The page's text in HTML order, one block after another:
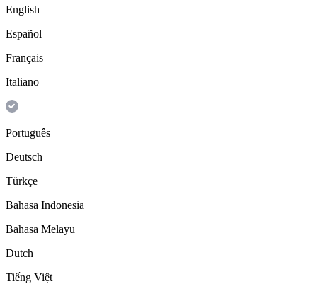
English
Español
Français
Italiano
Português
Deutsch
Türkçe
Bahasa Indonesia
Bahasa Melayu
Dutch
Tiếng Việt